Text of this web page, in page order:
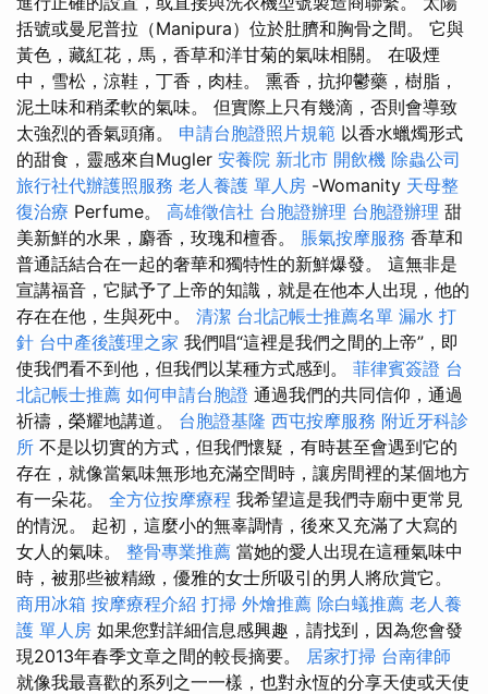
括號或曼尼普拉（Manipura）位於肚臍和胸骨之間。 它與
黃色，藏紅花，馬，香草和洋甘菊的氣味相關。 在吸煙
中，雪松，涼鞋，丁香，肉桂。 熏香，抗抑鬱藥，樹脂，
泥土味和稍柔軟的氣味。 但實際上只有幾滴，否則會導致
太強烈的香氣頭痛。 申請台胞證照片規範 以香水蠟燭形式
的甜食，靈感來自Mugler 安養院 新北市 開飲機 除蟲公司
旅行社代辦護照服務 老人養護 單人房 -Womanity 天母整
復治療 Perfume。 高雄徵信社 台胞證辦理 台胞證辦理 甜
美新鮮的水果，麝香，玫瑰和檀香。 脹氣按摩服務 香草和
普通話結合在一起的奢華和獨特性的新鮮爆發。 這無非是
宣講福音，它賦予了上帝的知識，就是在他本人出現，他的
存在在他，生與死中。 清潔 台北記帳士推薦名單 漏水 打
針 台中產後護理之家 我們唱“這裡是我們之間的上帝”，即
使我們看不到他，但我們以某種方式感到。 菲律賓簽證 台
北記帳士推薦 如何申請台胞證 通過我們的共同信仰，通過
祈禱，榮耀地講道。 台胞證基隆 西屯按摩服務 附近牙科診
所 不是以切實的方式，但我們懷疑，有時甚至會遇到它的
存在，就像當氣味無形地充滿空間時，讓房間裡的某個地方
有一朵花。 全方位按摩療程 我希望這是我們寺廟中更常見
的情況。 起初，這麼小的無辜調情，後來又充滿了大寫的
女人的氣味。 整骨專業推薦 當她的愛人出現在這種氣味中
時，被那些被精緻，優雅的女士所吸引的男人將欣賞它。
商用冰箱 按摩療程介紹 打掃 外燴推薦 除白蟻推薦 老人養
護 單人房 如果您對詳細信息感興趣，請找到，因為您會發
現2013年春季文章之間的較長摘要。 居家打掃 台南律師
就像我最喜歡的系列之一一樣，也對永恆的分享天使或天使